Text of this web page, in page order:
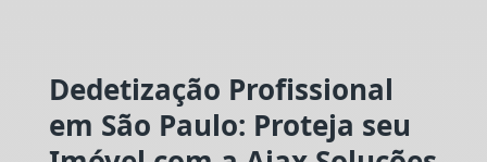
Dedetização Profissional
em São Paulo: Proteja seu